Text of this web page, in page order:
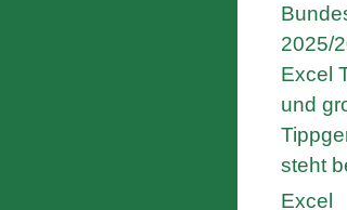
2025/
Excel
und
steht
Excel